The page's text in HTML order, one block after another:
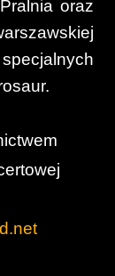
oraz